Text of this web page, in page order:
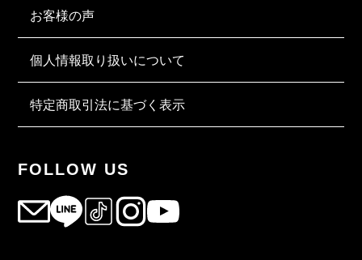
お客様の声
個人情報取り扱いについて
特定商取引法に基づく表示
FOLLOW US